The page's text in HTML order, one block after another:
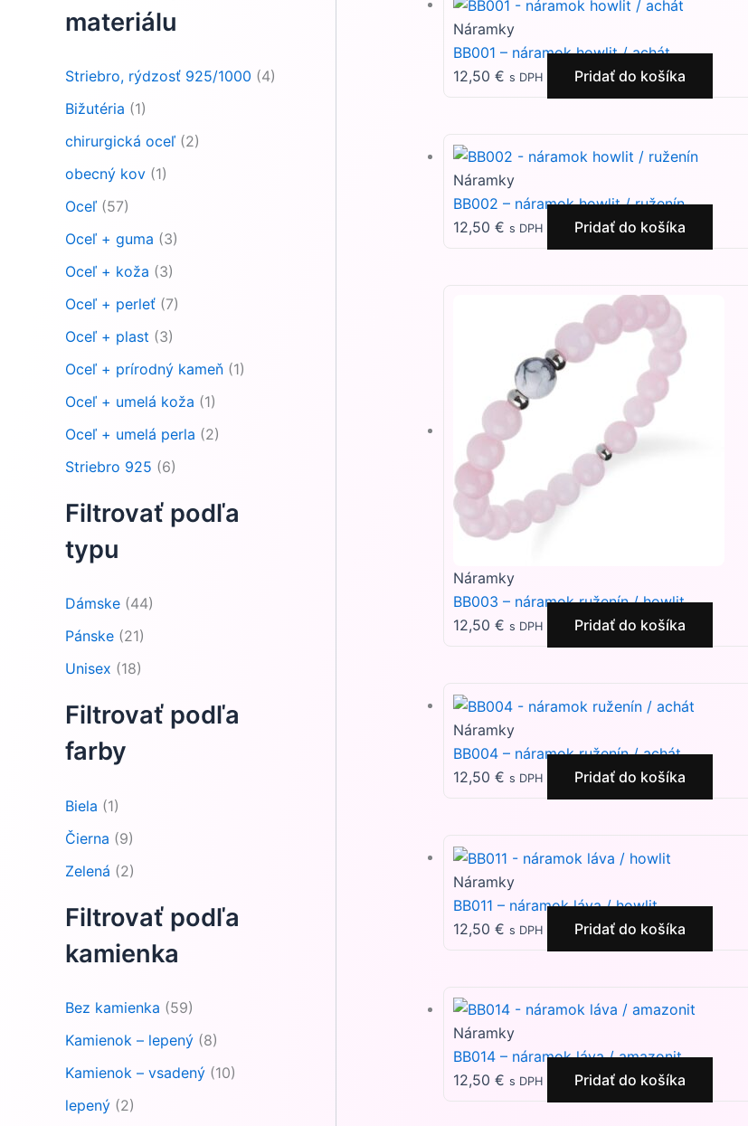
materiálu
Striebro, rýdzosť 925/1000 (4)
Bižutéria (1)
chirurgická oceľ (2)
obecný kov (1)
Oceľ (57)
Oceľ + guma (3)
Oceľ + koža (3)
Oceľ + perleť (7)
Oceľ + plast (3)
Oceľ + prírodný kameň (1)
Oceľ + umelá koža (1)
Oceľ + umelá perla (2)
Striebro 925 (6)
Filtrovať podľa
typu
Dámske (44)
Pánske (21)
Unisex (18)
Filtrovať podľa
farby
Biela (1)
Čierna (9)
Zelená (2)
Filtrovať podľa
kamienka
Bez kamienka (59)
Kamienok – lepený (8)
Kamienok – vsadený (10)
lepený (2)
Náramky
BB001 – náramok howlit / achát
12,50 € s DPH Pridať do košíka
Náramky
BB002 – náramok howlit / ruženín
12,50 € s DPH Pridať do košíka
Náramky
BB003 – náramok ruženín / howlit
12,50 € s DPH Pridať do košíka
Náramky
BB004 – náramok ruženín / achát
12,50 € s DPH Pridať do košíka
Náramky
BB011 – náramok láva / howlit
12,50 € s DPH Pridať do košíka
Náramky
BB014 – náramok láva / amazonit
12,50 € s DPH Pridať do košíka